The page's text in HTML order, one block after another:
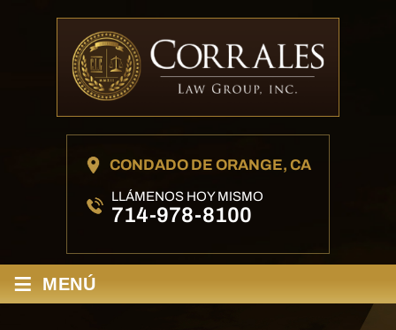
CONDADO DE ORANGE, CA
LLÁMENOS HOY MISMO
714-978-8100
≡ MENÚ